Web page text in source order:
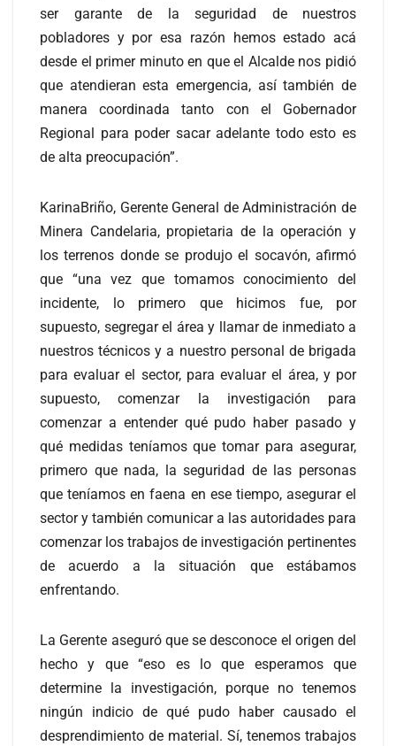
ser garante de la seguridad de nuestros
pobladores y por esa razón hemos estado acá
desde el primer minuto en que el Alcalde nos pidió
que atendieran esta emergencia, así también de
manera coordinada tanto con el Gobernador
Regional para poder sacar adelante todo esto es
de alta preocupación”.
KarinaBriño, Gerente General de Administración de
Minera Candelaria, propietaria de la operación y
los terrenos donde se produjo el socavón, afirmó
que “una vez que tomamos conocimiento del
incidente, lo primero que hicimos fue, por
supuesto, segregar el área y llamar de inmediato a
nuestros técnicos y a nuestro personal de brigada
para evaluar el sector, para evaluar el área, y por
supuesto, comenzar la investigación para
comenzar a entender qué pudo haber pasado y
qué medidas teníamos que tomar para asegurar,
primero que nada, la seguridad de las personas
que teníamos en faena en ese tiempo, asegurar el
sector y también comunicar a las autoridades para
comenzar los trabajos de investigación pertinentes
de acuerdo a la situación que estábamos
enfrentando.
La Gerente aseguró que se desconoce el origen del
hecho y que “eso es lo que esperamos que
determine la investigación, porque no tenemos
ningún indicio de qué pudo haber causado el
desprendimiento de material. Sí, tenemos trabajos